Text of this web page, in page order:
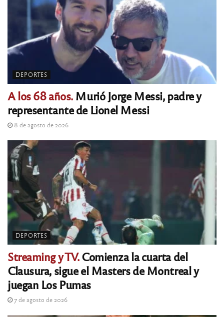
DEPORTES
A los 68 años.Murió Jorge Messi, padre y
representante de Lionel Messi
8 de agosto de 2026
DEPORTES
Streaming y TV.Comienza la cuarta del
Clausura, sigue el Masters de Montreal y
juegan Los Pumas
7 de agosto de 2026